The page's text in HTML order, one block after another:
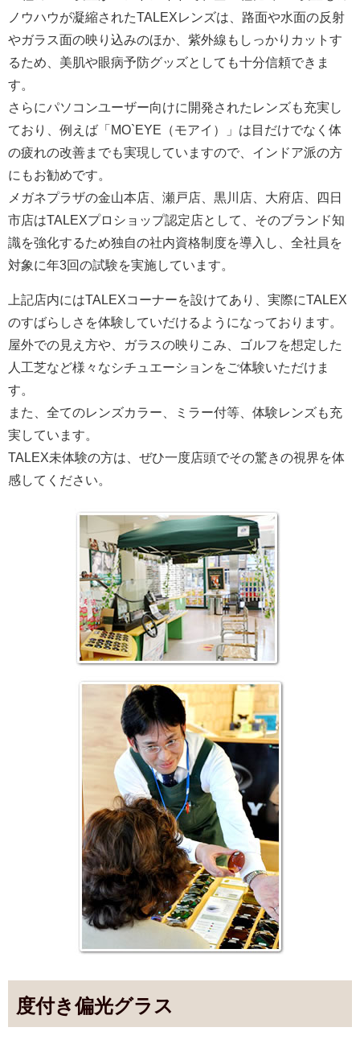
ノウハウが凝縮されたTALEXレンズは、路面や水面の反射
やガラス面の映り込みのほか、紫外線もしっかりカットす
るため、美肌や眼病予防グッズとしても十分信頼できま
す。
さらにパソコンユーザー向けに開発されたレンズも充実し
ており、例えば「MO`EYE（モアイ）」は目だけでなく体
の疲れの改善までも実現していますので、インドア派の方
にもお勧めです。
メガネプラザの金山本店、瀬戸店、黒川店、大府店、四日
市店はTALEXプロショップ認定店として、そのブランド知
識を強化するため独自の社内資格制度を導入し、全社員を
対象に年3回の試験を実施しています。
上記店内にはTALEXコーナーを設けてあり、実際にTALEX
のすばらしさを体験していだけるようになっております。
屋外での見え方や、ガラスの映りこみ、ゴルフを想定した
人工芝など様々なシチュエーションをご体験いただけま
す。
また、全てのレンズカラー、ミラー付等、体験レンズも充
実しています。
TALEX未体験の方は、ぜひ一度店頭でその驚きの視界を体
感してください。
度付き偏光グラス